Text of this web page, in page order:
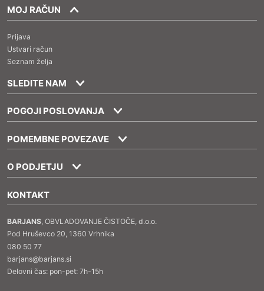
MOJ RAČUN
Prijava
Ustvari račun
Seznam želja
SLEDITE NAM
POGOJI POSLOVANJA
POMEMBNE POVEZAVE
O PODJETJU
KONTAKT
BARJANS, OBVLADOVANJE ČISTOČE, d.o.o.
Pod Hruševco 20, 1360 Vrhnika
080 50 77
barjans@barjans.si
Delovni čas: pon-pet: 7h-15h